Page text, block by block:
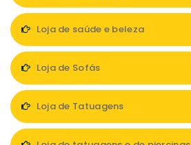
Loja de saúde e beleza
Loja de Sofás
Loja de Tatuagens